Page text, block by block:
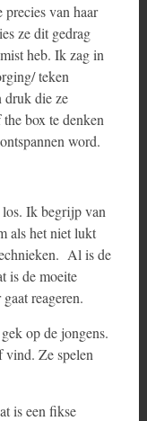
precies van haar
ze dit gedrag
heb. Ik zag in
teken
druk die ze
box te denken
word.
los. Ik begrijp van
als het niet lukt
Al is de
is de moeite
reageren.
op de jongens.
vind. Ze spelen
is een fikse